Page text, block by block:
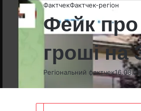
ФактчекФактчек-регіон
Фейк про
гроші на
Регіональний фактчек